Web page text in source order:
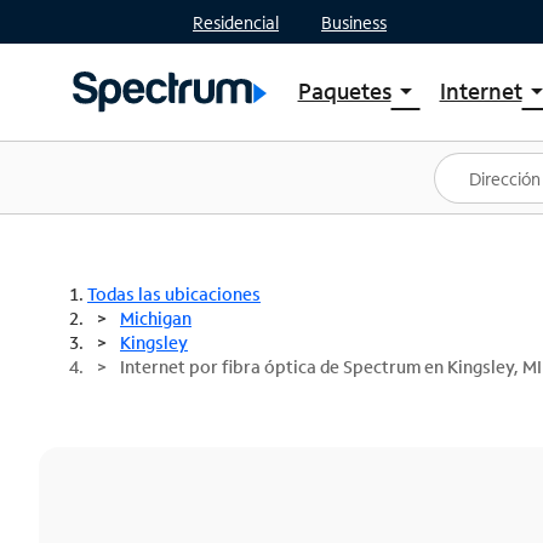
Residencial Business
Paquetesarrow_drop_down
Ver paquetes
Spectrum One
Mejores ofertas
Internetarrow_drop_down
Planes
Todas las ubicaciones
Michigan
Kingsley
Internet por fibra óptica de Spectrum en Kingsley, MI